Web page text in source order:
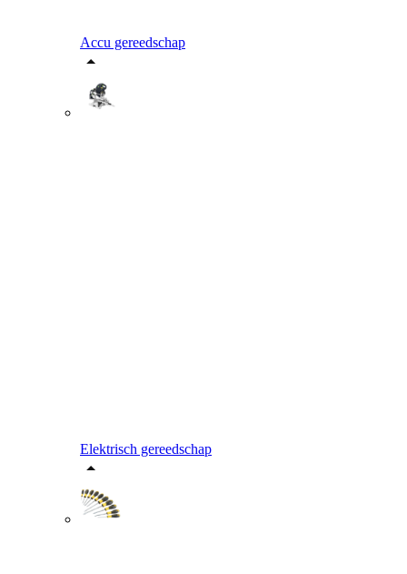
Accu gereedschap
Elektrisch gereedschap